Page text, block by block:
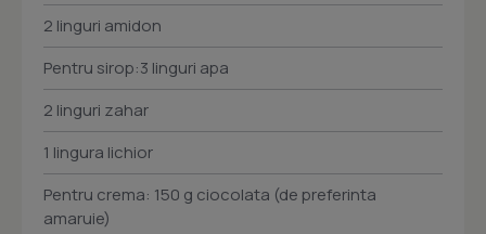
2 linguri amidon
Pentru sirop:3 linguri apa
2 linguri zahar
1 lingura lichior
Pentru crema: 150 g ciocolata (de preferinta
amaruie)